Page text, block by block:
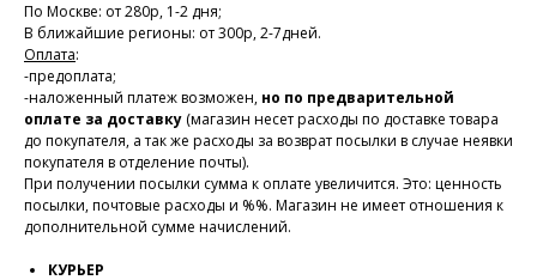
По Москве: от 280р, 1-2 дня;
В ближайшие регионы: от 300р, 2-7дней.
Оплата:
-предоплата;
-наложенный платеж возможен, но по предварительной
оплате за доставку (магазин несет расходы по доставке товара
до покупателя, а так же расходы за возврат посылки в случае неявки
покупателя в отделение почты).
При получении посылки сумма к оплате увеличится. Это: ценность
посылки, почтовые расходы и %%. Магазин не имеет отношения к
дополнительной сумме начислений.
КУРЬЕР